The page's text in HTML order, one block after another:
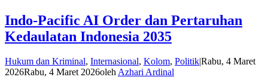
Indo-Pacific AI Order dan Pertaruhan
Kedaulatan Indonesia 2035
Hukum dan Kriminal, Internasional, Kolom, PolitikRabu, 4 Maret
2026Rabu, 4 Maret 2026olehAzhari Ardinal